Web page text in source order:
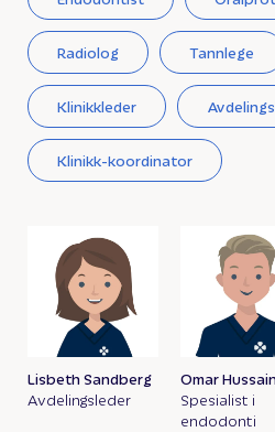
Radiolog Tannlege
Klinikkleder
Klinikk-koordinator
Lisbeth Sandberg
Avdelingsleder
Omar Hussain
Spesialist i
endodonti